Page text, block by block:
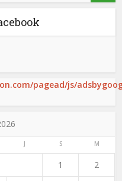
pagead/js/
J S M
1 2